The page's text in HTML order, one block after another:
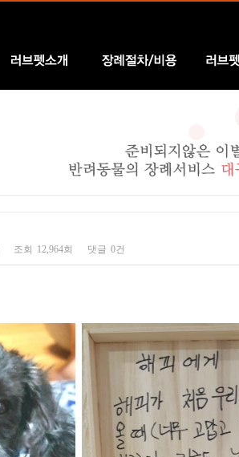
러브펫소개 장례절차/비용 러브펫
조회 12,964회 댓글 0건